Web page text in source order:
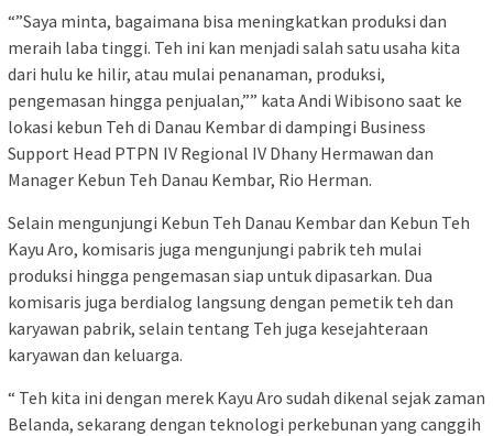
“”Saya minta, bagaimana bisa meningkatkan produksi dan
meraih laba tinggi. Teh ini kan menjadi salah satu usaha kita
dari hulu ke hilir, atau mulai penanaman, produksi,
pengemasan hingga penjualan,”” kata Andi Wibisono saat ke
lokasi kebun Teh di Danau Kembar di dampingi Business
Support Head PTPN IV Regional IV Dhany Hermawan dan
Manager Kebun Teh Danau Kembar, Rio Herman.
Selain mengunjungi Kebun Teh Danau Kembar dan Kebun Teh
Kayu Aro, komisaris juga mengunjungi pabrik teh mulai
produksi hingga pengemasan siap untuk dipasarkan. Dua
komisaris juga berdialog langsung dengan pemetik teh dan
karyawan pabrik, selain tentang Teh juga kesejahteraan
karyawan dan keluarga.
“ Teh kita ini dengan merek Kayu Aro sudah dikenal sejak zaman
Belanda, sekarang dengan teknologi perkebunan yang canggih